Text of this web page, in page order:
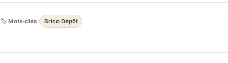
🏷 Mots-clés : Brico Dépôt